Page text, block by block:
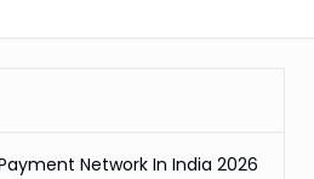
Network In India 2026